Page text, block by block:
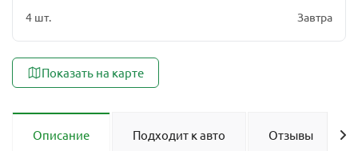
4 шт. Завтра
Показать на карте
Описание Подходит к авто Отзывы